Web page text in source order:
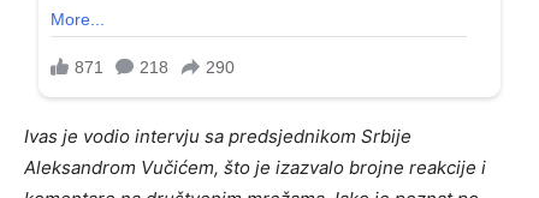
Ivas je vodio intervju sa predsjednikom Srbije
Aleksandrom Vučićem, što je izazvalo brojne reakcije i